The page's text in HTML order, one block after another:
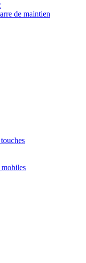
de maintien
mobiles